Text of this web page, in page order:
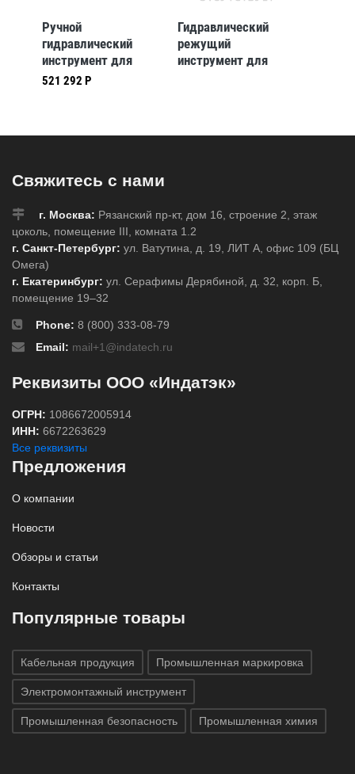
Ручной
гидравлический
инструмент для
резки кабеля до
521 292 Р
Гидравлический
режущий
инструмент для
Свяжитесь с нами
г. Москва: Рязанский пр-кт, дом 16, строение 2, этаж
цоколь, помещение III, комната 1.2
г. Санкт-Петербург: ул. Ватутина, д. 19, ЛИТ А, офис 109 (БЦ
Омега)
г. Екатеринбург: ул. Серафимы Дерябиной, д. 32, корп. Б,
помещение 19–32
Phone: 8 (800) 333-08-79
Email: mail+1@indatech.ru
Реквизиты ООО «Индатэк»
ОГРН: 1086672005914
ИНН: 6672263629
Все реквизиты
Предложения
О компании
Новости
Обзоры и статьи
Контакты
Популярные товары
Кабельная продукция Промышленная маркировка
Электромонтажный инструмент
Промышленная безопасность Промышленная химия